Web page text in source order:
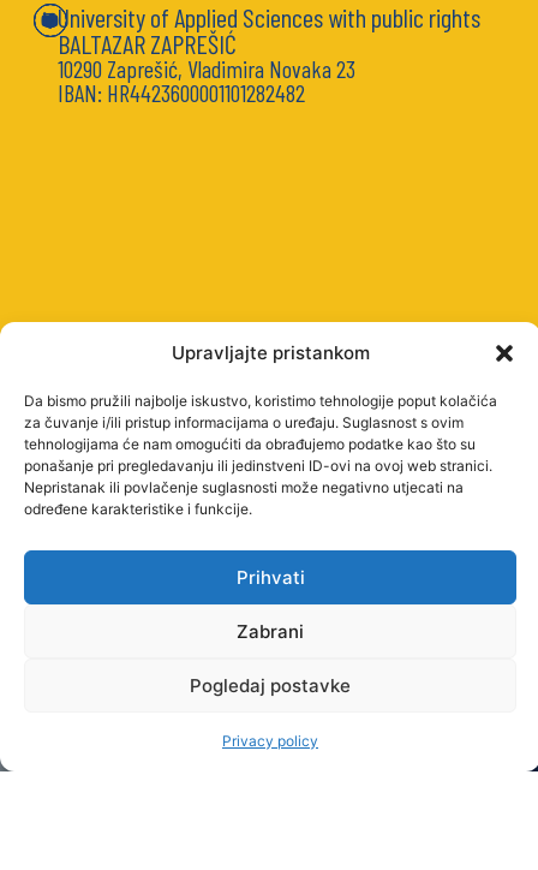
Upravljajte pristankom
Da bismo pružili najbolje iskustvo, koristimo tehnologije poput kolačića
za čuvanje i/ili pristup informacijama o uređaju. Suglasnost s ovim
tehnologijama će nam omogućiti da obrađujemo podatke kao što su
ponašanje pri pregledavanju ili jedinstveni ID-ovi na ovoj web stranici.
Nepristanak ili povlačenje suglasnosti može negativno utjecati na
određene karakteristike i funkcije.
Prihvati
Zabrani
Pogledaj postavke
Privacy policy
University of Applied Sciences with public rights
BALTAZAR ZAPREŠIĆ
10290 Zaprešić, Vladimira Novaka 23
IBAN: HR4423600001101282482
STUDY
PROGRAMMES
UNDERGRADUATE
PROFESSIONAL
STUDIES